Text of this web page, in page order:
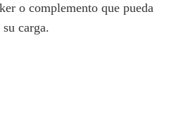
o complemento que pueda
carga.